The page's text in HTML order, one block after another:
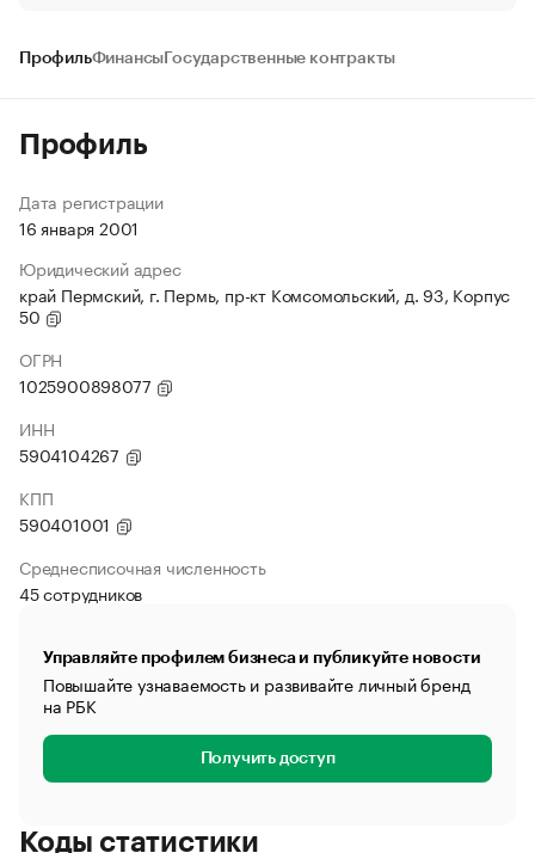
ПрофильФинансы Государственные контракты
Профиль
Дата регистрации
16 января 2001
Юридический адрес
край Пермский, г. Пермь, пр-кт Комсомольский, д. 93, Корпус
50
ОГРН
1025900898077
ИНН
5904104267
КПП
590401001
Среднесписочная численность
45 сотрудников
Управляйте профилем бизнеса и публикуйте новости
Повышайте узнаваемость и развивайте личный бренд
на РБК
Получить доступ
Коды статистики